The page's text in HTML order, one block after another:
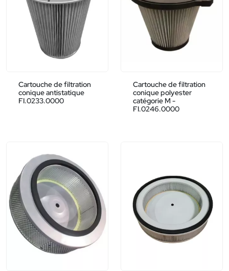
Cartouche de filtration
conique antistatique
FI.0233.0000
Cartouche de filtration
conique polyester
catégorie M -
FI.0246.0000